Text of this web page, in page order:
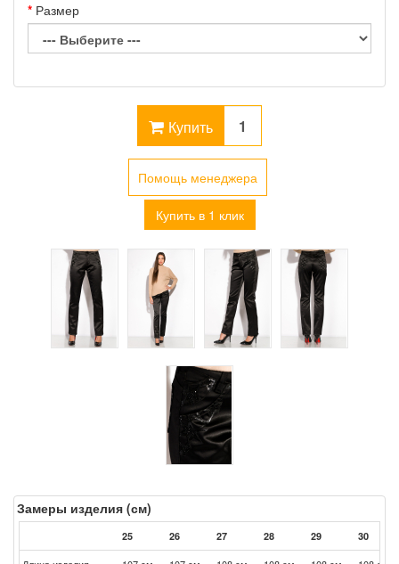
Размер
Купить
Помощь менеджера
Купить в 1 клик
Замеры изделия (см)
25 26 27 28 29 30